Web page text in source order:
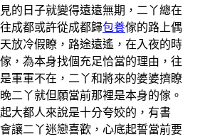
日子就變得遠遠無期，二丫總在
成都或許從成都歸包養傢的路上偶
放冷假瞭，路途遠遙，在入夜的時
，為本身找個充足恰當的理由，往
軍軍不在，二丫和將來的婆婆擠瞭
二丫就但願當前那裡是本身的傢。
都人來說是十分夸姣的，有書
讓二丫迷戀喜歡，心底起誓當前要